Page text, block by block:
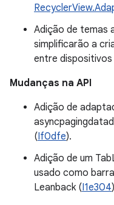
Adição de temas
simplificarão a
entre dispositivos
Mudanças na API
Adição de
(If0dfe).
Adição de um
usado como
Leanback (I1e304)